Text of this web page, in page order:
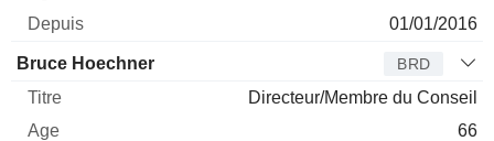
01/01/2016
Bruce Hoechner BRD
Directeur/Membre du Conseil
66